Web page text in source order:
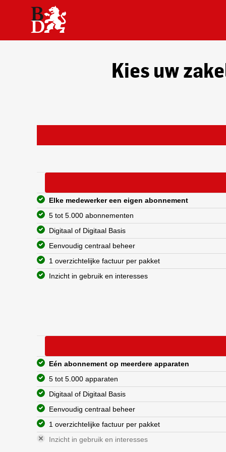
Kies uw
Elke medewerker een eigen abonnement
5 tot 5.000 abonnementen
Digitaal of Digitaal Basis
Eenvoudig centraal beheer
1 overzichtelijke factuur per pakket
Inzicht in gebruik en interesses
Eén abonnement op meerdere apparaten
5 tot 5.000 apparaten
Digitaal of Digitaal Basis
Eenvoudig centraal beheer
1 overzichtelijke factuur per pakket
Inzicht in gebruik en interesses